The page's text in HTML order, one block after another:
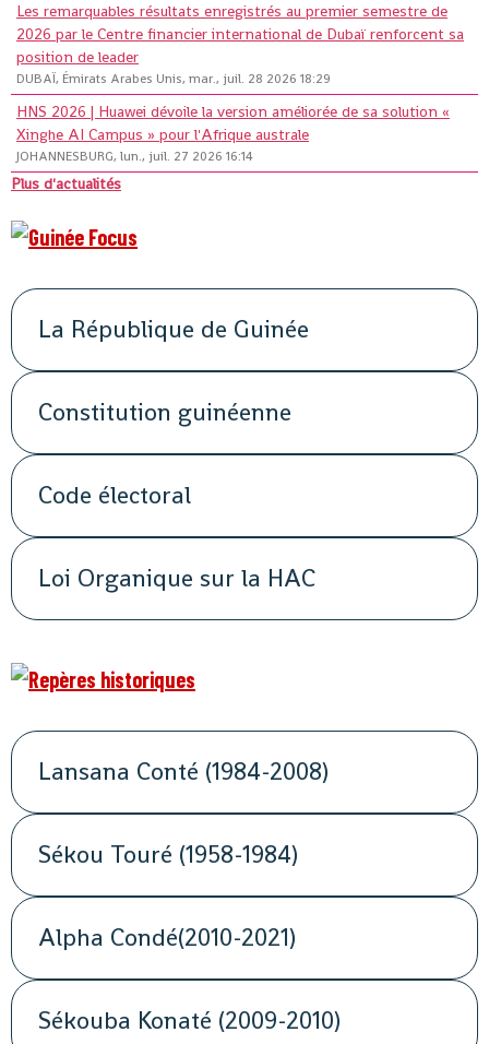
Les remarquables résultats enregistrés au premier semestre de
2026 par le Centre financier international de Dubaï renforcent sa
position de leader
DUBAÏ, Émirats Arabes Unis, mar., juil. 28 2026 18:29
HNS 2026 | Huawei dévoile la version améliorée de sa solution «
Xinghe AI Campus » pour l'Afrique australe
JOHANNESBURG, lun., juil. 27 2026 16:14
Plus d'actualités
La République de Guinée
Constitution guinéenne
Code électoral
Loi Organique sur la HAC
Lansana Conté (1984-2008)
Sékou Touré (1958-1984)
Alpha Condé(2010-2021)
Sékouba Konaté (2009-2010)